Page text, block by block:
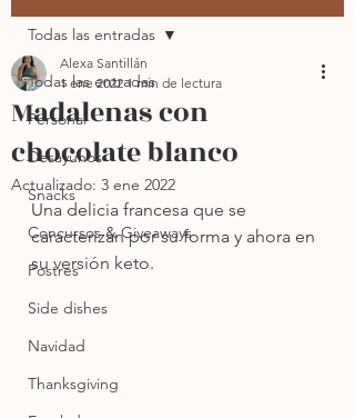
Todas las entradas
Personal
Desayunos
Snacks
Concursos & Giveaways
Postres
Side dishes
Navidad
Thanksgiving
Todas las entradas
Madalenas con
chocolate blanco
Alexa Santillán
1 ene 2022 1 min de lectura
Actualizado: 3 ene 2022
Una delicia francesa que se
caracterizan por su forma y ahora en
su versión keto.